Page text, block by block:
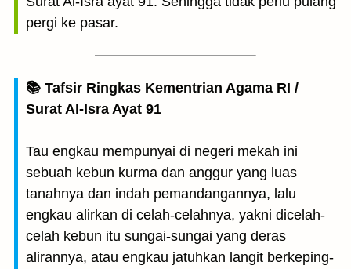
pergi ke pasar.
📚 Tafsir Ringkas Kementrian Agama RI /
Surat Al-Isra Ayat 91
Tau engkau mempunyai di negeri mekah ini
sebuah kebun kurma dan anggur yang luas
tanahnya dan indah pemandangannya, lalu
engkau alirkan di celah-celahnya, yakni dicelah-
celah kebun itu sungai-sungai yang deras
alirannya, atau engkau jatuhkan langit berkeping-